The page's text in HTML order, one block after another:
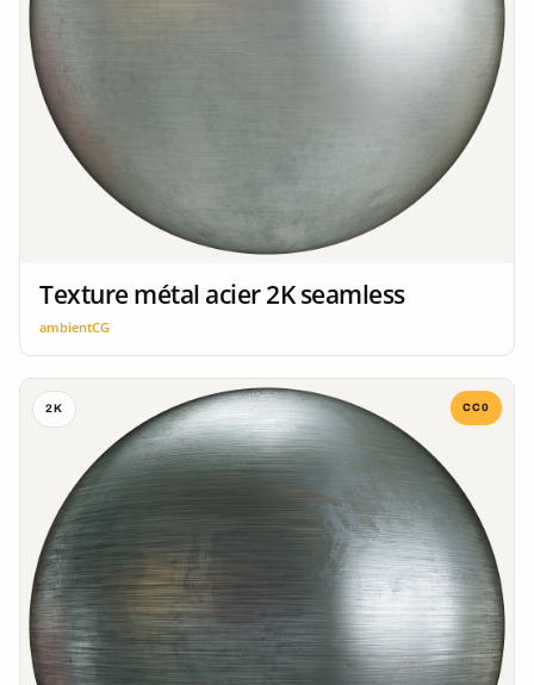
Texture métal acier 2K seamless
ambientCG
2K CC0